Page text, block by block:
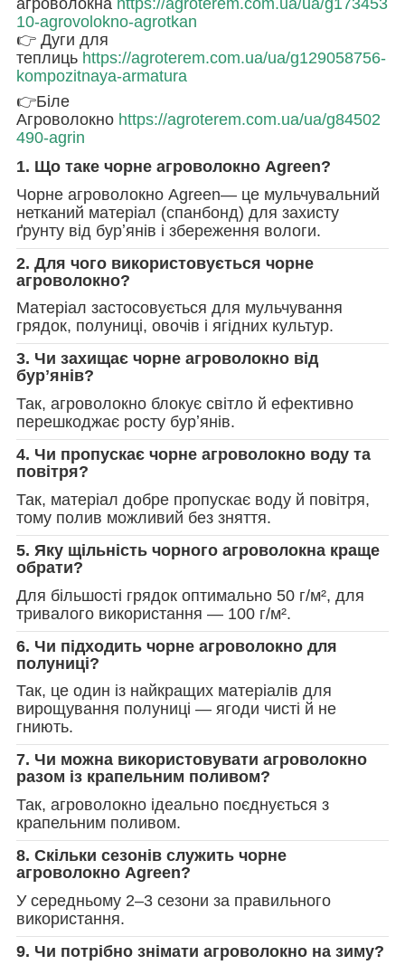
агроволокна https://agroterem.com.ua/ua/g173453
10-agrovolokno-agrotkan
👉 Дуги для
теплиць https://agroterem.com.ua/ua/g129058756-
kompozitnaya-armatura
👉Біле
Агроволокно https://agroterem.com.ua/ua/g84502
490-agrin
1. Що таке чорне агроволокно Agreen?
Чорне агроволокно Agreen— це мульчувальний
нетканий матеріал (спанбонд) для захисту
ґрунту від бурʼянів і збереження вологи.
2. Для чого використовується чорне
агроволокно?
Матеріал застосовується для мульчування
грядок, полуниці, овочів і ягідних культур.
3. Чи захищає чорне агроволокно від
бурʼянів?
Так, агроволокно блокує світло й ефективно
перешкоджає росту бурʼянів.
4. Чи пропускає чорне агроволокно воду та
повітря?
Так, матеріал добре пропускає воду й повітря,
тому полив можливий без зняття.
5. Яку щільність чорного агроволокна краще
обрати?
Для більшості грядок оптимально 50 г/м², для
тривалого використання — 100 г/м².
6. Чи підходить чорне агроволокно для
полуниці?
Так, це один із найкращих матеріалів для
вирощування полуниці — ягоди чисті й не
гниють.
7. Чи можна використовувати агроволокно
разом із крапельним поливом?
Так, агроволокно ідеально поєднується з
крапельним поливом.
8. Скільки сезонів служить чорне
агроволокно Agreen?
У середньому 2–3 сезони за правильного
використання.
9. Чи потрібно знімати агроволокно на зиму?